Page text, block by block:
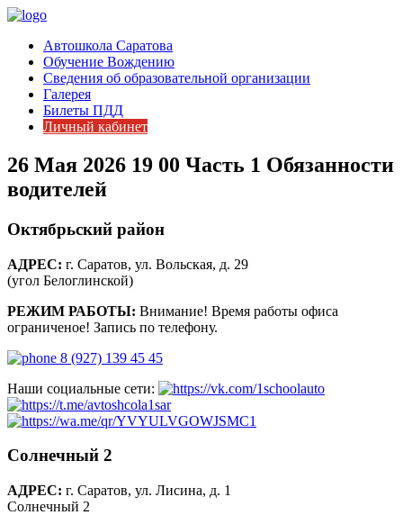
Автошкола Саратова
Обучение Вождению
Сведения об образовательной организации
Галерея
Билеты ПДД
Личный кабинет
26 Мая 2026 19 00 Часть 1 Обязанности
водителей
Октябрьский район
АДРЕС: г. Саратов, ул. Вольская, д. 29
(угол Белоглинской)
РЕЖИМ РАБОТЫ: Внимание! Время работы офиса
ограниченое! Запись по телефону.
8 (927) 139 45 45
Наши социальные сети:
Солнечный 2
АДРЕС: г. Саратов, ул. Лисина, д. 1
Солнечный 2